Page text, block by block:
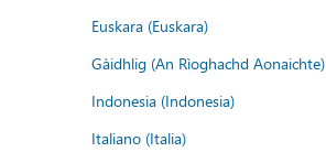
Euskara (Euskara)
Gàidhlig (An Rìoghachd Aonaichte)
Indonesia (Indonesia)
Italiano (Italia)